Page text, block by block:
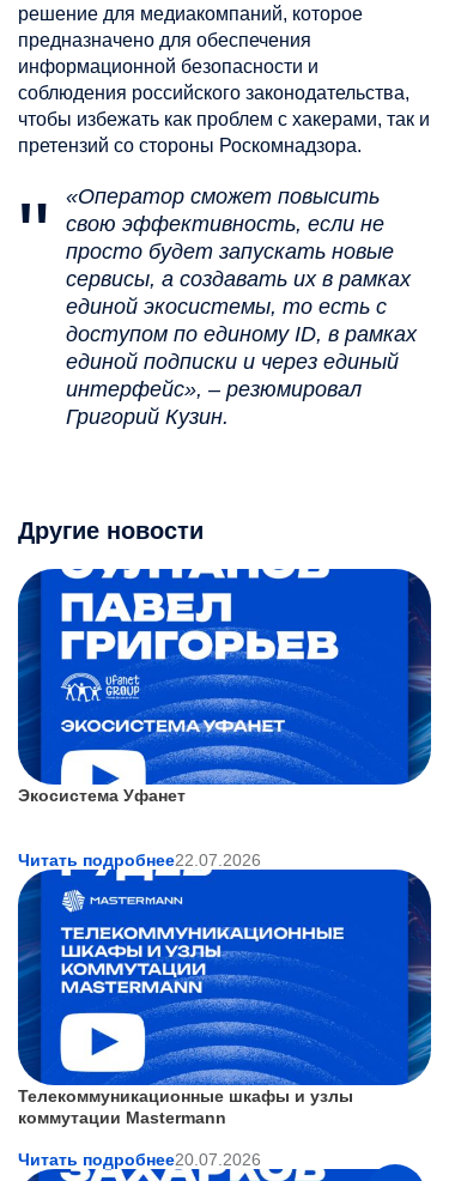
решение для медиакомпаний, которое
предназначено для обеспечения
информационной безопасности и
соблюдения российского законодательства,
чтобы избежать как проблем с хакерами, так и
претензий со стороны Роскомнадзора.
«Оператор сможет повысить
свою эффективность, если не
просто будет запускать новые
сервисы, а создавать их в рамках
единой экосистемы, то есть с
доступом по единому ID, в рамках
единой подписки и через единый
интерфейс», – резюмировал
Григорий Кузин.
Другие новости
Экосистема Уфанет
Читать подробнее22.07.2026
Телекоммуникационные шкафы и узлы
коммутации Mastermann
Читать подробнее20.07.2026